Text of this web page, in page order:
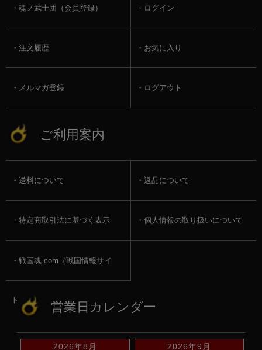
魂ノ武士団（会員登録） ログイン
注文履歴 お気に入り
メルマガ登録 ログアウト
ご利用案内
送料について 返品について
特定商取引法に基づく表示 個人情報の取り扱いについて
戦国魂.com（戦国情報サイ
ト） 営業日カレンダー
2026年8月 2026年9月